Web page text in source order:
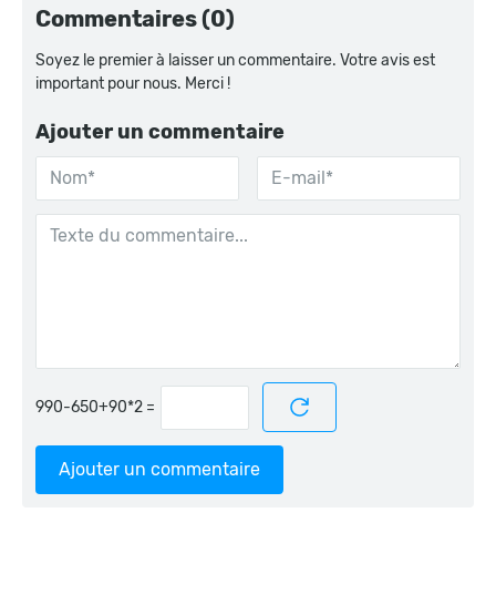
Commentaires (0)
Soyez le premier à laisser un commentaire. Votre avis est
important pour nous. Merci !
Ajouter un commentaire
=
Ajouter un commentaire